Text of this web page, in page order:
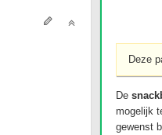
Deze
De
mogelijk
gewenst